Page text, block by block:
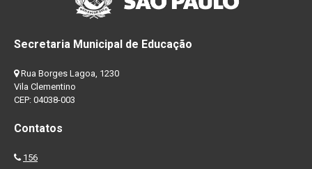
Secretaria Municipal de Educação
Rua Borges Lagoa, 1230
Vila Clementino
CEP: 04038-003
Contatos
156